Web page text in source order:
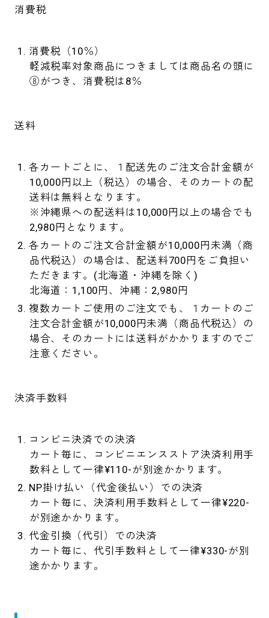
消費税
消費税（10％）
軽減税率対象商品につきましては商品名の頭に
⑧がつき、消費税は8％
送料
各カートごとに、１配送先のご注文合計金額が
10,000円以上（税込）の場合、そのカートの配
送料は無料となります。
※沖縄県への配送料は10,000円以上の場合でも
2,980円となります。
各カートのご注文合計金額が10,000円未満（商
品代税込）の場合は、配送料700円をご負担い
ただきます。(北海道・沖縄を除く)
北海道：1,100円、沖縄：2,980円
複数カートご使用のご注文でも、１カートのご
注文合計金額が10,000円未満（商品代税込）の
場合、そのカートには送料がかかりますのでご
注意ください。
決済手数料
コンビニ決済での決済
カート毎に、コンビニエンスストア決済利用手
数料として一律¥110-が別途かかります。
NP掛け払い（代金後払い）での決済
カート毎に、決済利用手数料として一律¥220-
が別途かかります。
代金引換（代引）での決済
カート毎に、代引手数料として一律¥330-が別
途かかります。